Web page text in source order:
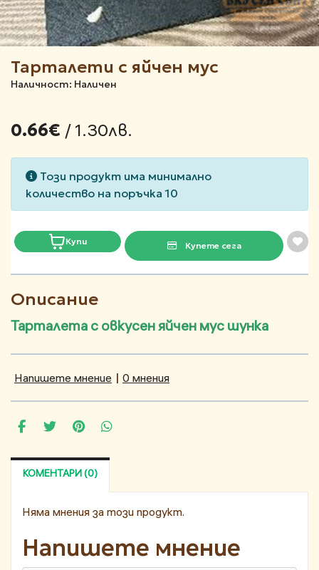
Тарталети с яйчен мус
Наличност: Наличен
0.66€ / 1.30лв.
Този продукт има минимално
количество на поръчка 10
Купи Купете сега
Описание
Тарталета с овкусен яйчен мус шунка
Напишете мнение | 0 мнения
КОМЕНТАРИ (0)
Няма мнения за този продукт.
Напишете мнение